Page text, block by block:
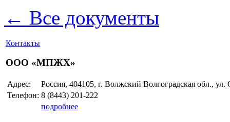
← Все документы
Контакты
ООО «МПЖХ»
Адрес:
Россия, 404105, г. Волжский Волгоградская обл., ул.
Телефон: 8 (8443) 201-222
подробнее